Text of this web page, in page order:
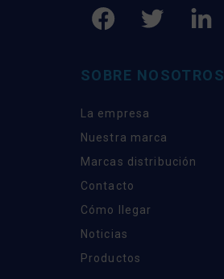
SOBRE NOSOTROS
La empresa
Nuestra marca
Marcas distribución
Contacto
Cómo llegar
Noticias
Productos